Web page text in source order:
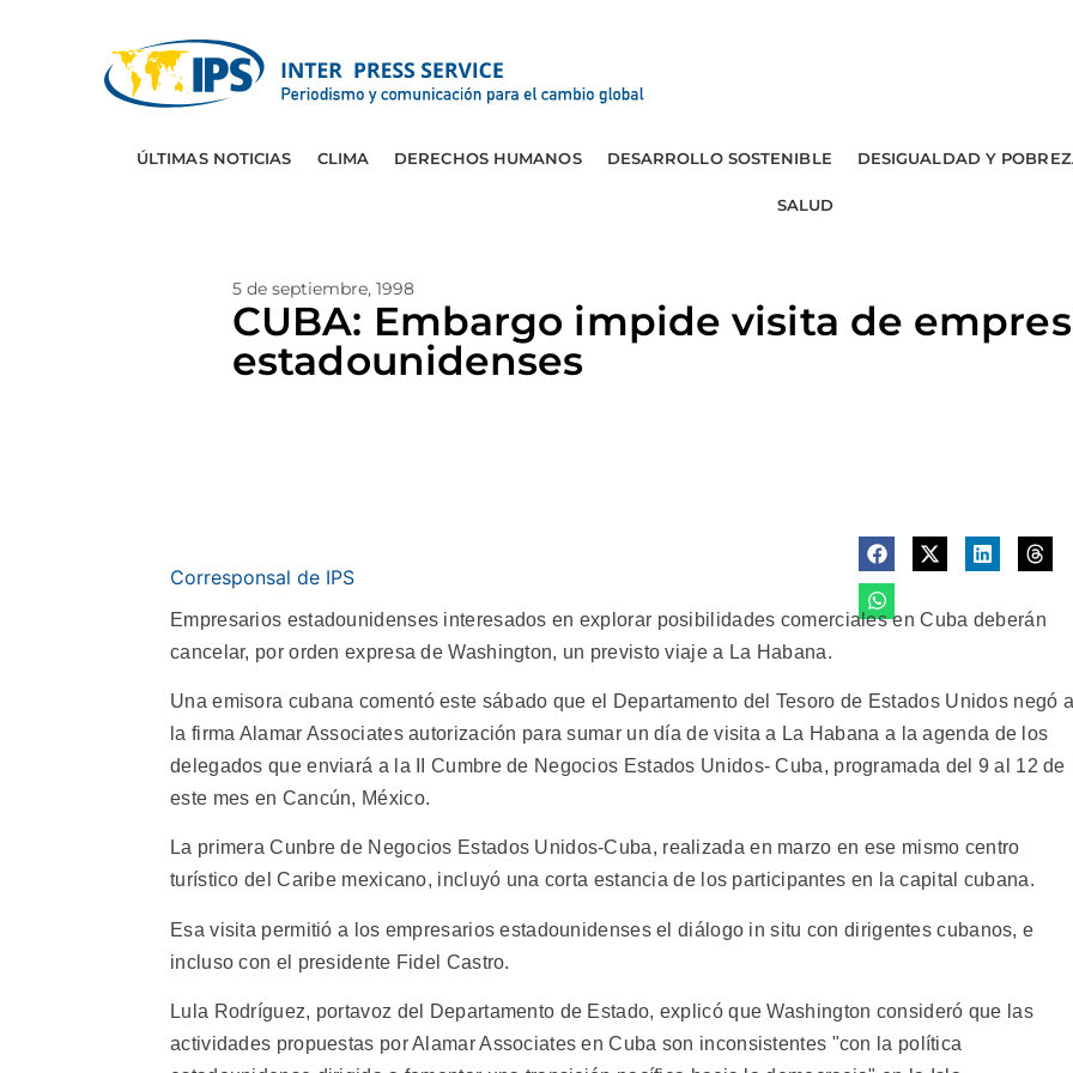
ÚLTIMAS NOTICIAS CLIMA DERECHOS HUMANOS DESARROLLO SOSTENIBLE DESIGUALDAD Y
SALUD
5 de septiembre, 1998
CUBA: Embargo impide visita de
estadounidenses
Corresponsal de IPS
Empresarios estadounidenses interesados en explorar posibilidades comerciales en Cuba deberán
cancelar, por orden expresa de Washington, un previsto viaje a La Habana.
Una emisora cubana comentó este sábado que el Departamento del Tesoro de Estados Unidos negó
la firma Alamar Associates autorización para sumar un día de visita a La Habana a la agenda de los
delegados que enviará a la II Cumbre de Negocios Estados Unidos- Cuba, programada del 9 al 12 de
este mes en Cancún, México.
La primera Cunbre de Negocios Estados Unidos-Cuba, realizada en marzo en ese mismo centro
turístico del Caribe mexicano, incluyó una corta estancia de los participantes en la capital cubana.
Esa visita permitió a los empresarios estadounidenses el diálogo in situ con dirigentes cubanos, e
incluso con el presidente Fidel Castro.
Lula Rodríguez, portavoz del Departamento de Estado, explicó que Washington consideró que las
actividades propuestas por Alamar Associates en Cuba son inconsistentes "con la política